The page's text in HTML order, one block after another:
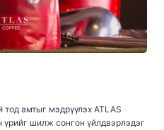
тод амтыг мэдрүүлэх ATLAS
шилж сонгон үйлдвэрлэдэг